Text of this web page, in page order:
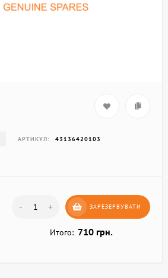
АРТИКУЛ: 43136420103
- + ЗАРЕЗЕРВУВАТИ
Итого: 710 грн.